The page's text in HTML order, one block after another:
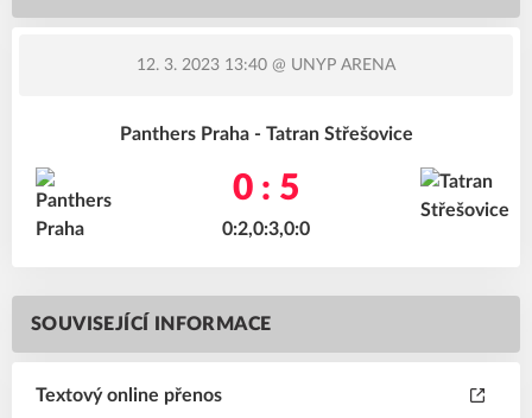
12. 3. 2023 13:40 @ UNYP ARENA
Panthers Praha - Tatran Střešovice
0 : 5
0:2,0:3,0:0
SOUVISEJÍCÍ INFORMACE
Textový online přenos